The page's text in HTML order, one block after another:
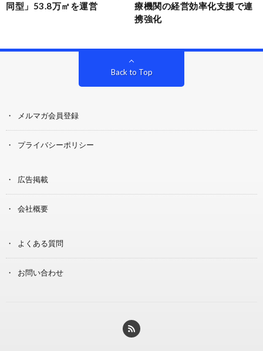
同型」53.8万㎡を運営
療機関の経営効率化支援で連
携強化
Back to Top
メルマガ会員登録
プライバシーポリシー
広告掲載
会社概要
よくある質問
お問い合わせ